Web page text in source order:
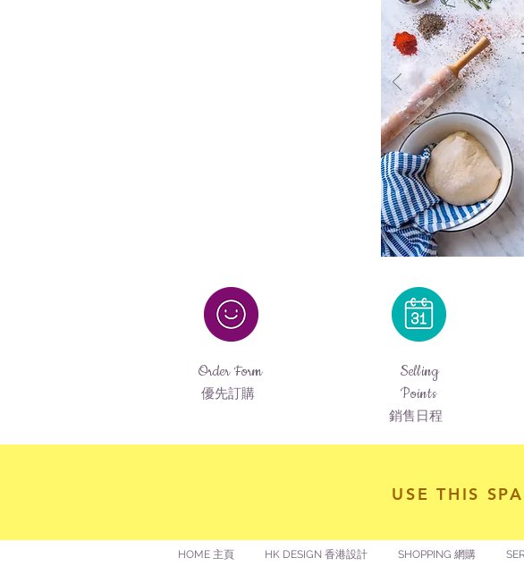
Order Form
優先訂購
Selling
Points
銷售日程
USE THIS
HOME 主頁 HK DESIGN 香港設計 SHOPPING 網購